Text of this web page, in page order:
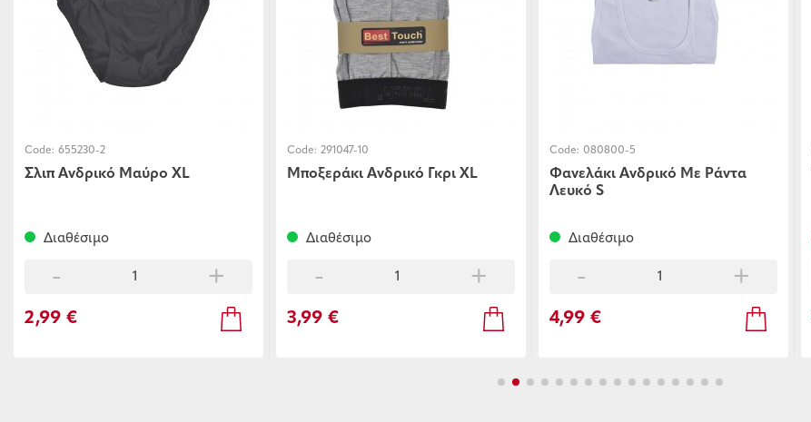
Code: 655230-2
Σλιπ Ανδρικό Μαύρο XL
Διαθέσιμο
- +
2,99 €
Code: 291047-10
Μποξεράκι Ανδρικό Γκρι XL
Διαθέσιμο
- +
3,99 €
Code: 080800-5
Φανελάκι Ανδρικό Με Ράντα
Λευκό S
Διαθέσιμο
- +
4,99 €